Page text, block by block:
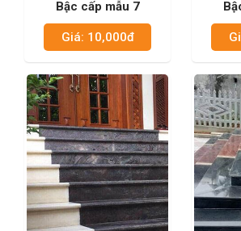
Bậc cấp mẫu 7
Giá: 10,000đ